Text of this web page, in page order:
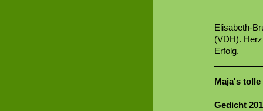
Elisabeth-
(VDH).
Erfolg.
Maja's tolle
Gedicht